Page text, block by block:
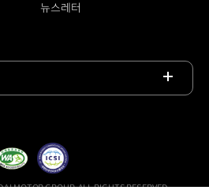
뉴스레터